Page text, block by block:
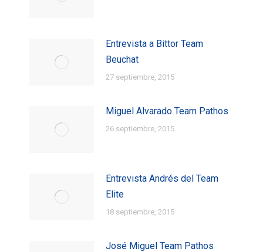
Entrevista a Bittor Team
Beuchat
27 septiembre, 2015
Miguel Alvarado Team Pathos
26 septiembre, 2015
Entrevista Andrés del Team
Elite
18 septiembre, 2015
José Miguel Team Pathos